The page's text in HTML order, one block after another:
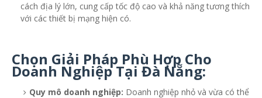
cách địa lý lớn, cung cấp tốc độ cao và khả năng tương thích
với các thiết bị mạng hiện có.
Chọn Giải Pháp Phù Hợp Cho
Doanh Nghiệp Tại Đà Nẵng:
Quy mô doanh nghiệp: Doanh nghiệp nhỏ và vừa có thể